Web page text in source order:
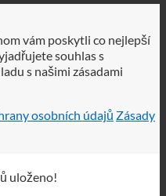
vám poskytli co nejlepší
s našimi zásadami
osobních údajů
uloženo!